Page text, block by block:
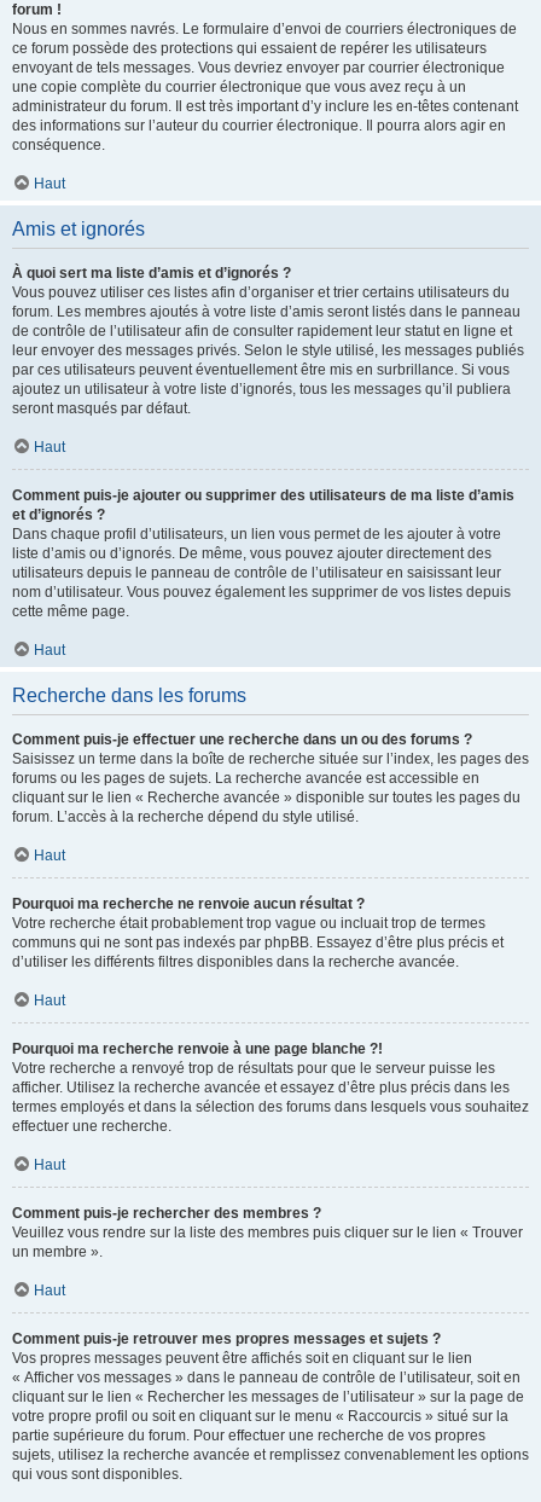
forum !
Nous en sommes navrés. Le formulaire d’envoi de courriers électroniques de
ce forum possède des protections qui essaient de repérer les utilisateurs
envoyant de tels messages. Vous devriez envoyer par courrier électronique
une copie complète du courrier électronique que vous avez reçu à un
administrateur du forum. Il est très important d’y inclure les en-têtes contenant
des informations sur l’auteur du courrier électronique. Il pourra alors agir en
conséquence.
Haut
Amis et ignorés
À quoi sert ma liste d’amis et d’ignorés ?
Vous pouvez utiliser ces listes afin d’organiser et trier certains utilisateurs du
forum. Les membres ajoutés à votre liste d’amis seront listés dans le panneau
de contrôle de l’utilisateur afin de consulter rapidement leur statut en ligne et
leur envoyer des messages privés. Selon le style utilisé, les messages publiés
par ces utilisateurs peuvent éventuellement être mis en surbrillance. Si vous
ajoutez un utilisateur à votre liste d’ignorés, tous les messages qu’il publiera
seront masqués par défaut.
Haut
Comment puis-je ajouter ou supprimer des utilisateurs de ma liste d’amis
et d’ignorés ?
Dans chaque profil d’utilisateurs, un lien vous permet de les ajouter à votre
liste d’amis ou d’ignorés. De même, vous pouvez ajouter directement des
utilisateurs depuis le panneau de contrôle de l’utilisateur en saisissant leur
nom d’utilisateur. Vous pouvez également les supprimer de vos listes depuis
cette même page.
Haut
Recherche dans les forums
Comment puis-je effectuer une recherche dans un ou des forums ?
Saisissez un terme dans la boîte de recherche située sur l’index, les pages des
forums ou les pages de sujets. La recherche avancée est accessible en
cliquant sur le lien « Recherche avancée » disponible sur toutes les pages du
forum. L’accès à la recherche dépend du style utilisé.
Haut
Pourquoi ma recherche ne renvoie aucun résultat ?
Votre recherche était probablement trop vague ou incluait trop de termes
communs qui ne sont pas indexés par phpBB. Essayez d’être plus précis et
d’utiliser les différents filtres disponibles dans la recherche avancée.
Haut
Pourquoi ma recherche renvoie à une page blanche ?!
Votre recherche a renvoyé trop de résultats pour que le serveur puisse les
afficher. Utilisez la recherche avancée et essayez d’être plus précis dans les
termes employés et dans la sélection des forums dans lesquels vous souhaitez
effectuer une recherche.
Haut
Comment puis-je rechercher des membres ?
Veuillez vous rendre sur la liste des membres puis cliquer sur le lien « Trouver
un membre ».
Haut
Comment puis-je retrouver mes propres messages et sujets ?
Vos propres messages peuvent être affichés soit en cliquant sur le lien
« Afficher vos messages » dans le panneau de contrôle de l’utilisateur, soit en
cliquant sur le lien « Rechercher les messages de l’utilisateur » sur la page de
votre propre profil ou soit en cliquant sur le menu « Raccourcis » situé sur la
partie supérieure du forum. Pour effectuer une recherche de vos propres
sujets, utilisez la recherche avancée et remplissez convenablement les options
qui vous sont disponibles.